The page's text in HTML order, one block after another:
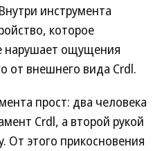
инструмента
которое
нарушает ощущения
от внешнего вида Crdl.
прост: два человека
Crdl, а второй рукой
От этого прикосновения